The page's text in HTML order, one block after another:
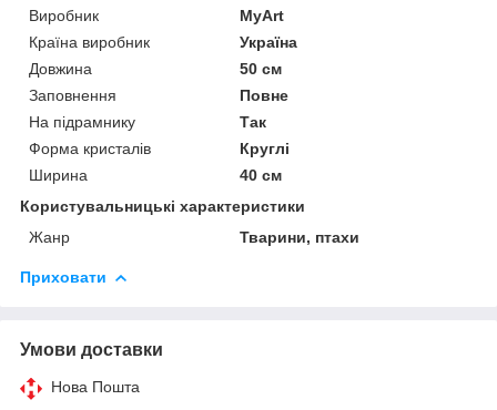
Виробник
MyArt
Країна виробник
Україна
Довжина
50 см
Заповнення
Повне
На підрамнику
Так
Форма кристалів
Круглі
Ширина
40 см
Користувальницькі характеристики
Жанр
Тварини, птахи
Приховати
Умови доставки
Нова Пошта